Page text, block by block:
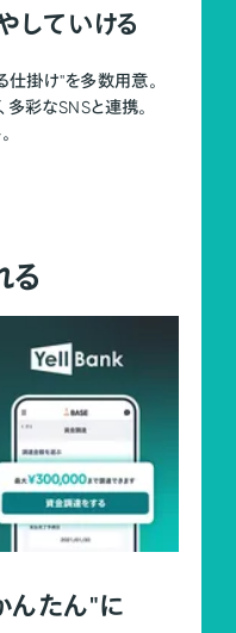
していける
仕掛け"を多数用意。
彩なSNSと連携。
る
んたん"に